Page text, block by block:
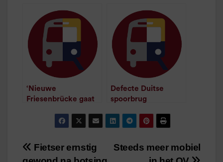
elektrische
Wunderline
minuut leestijd
minuut leestijd
‘Nieuwe
Friesenbrücke gaat
minuut leestijd
Defecte Duitse
spoorbrug
treindienst
/ 1minuut leestijd
Bericht
Steeds meer mobiel
Fietser ernstig